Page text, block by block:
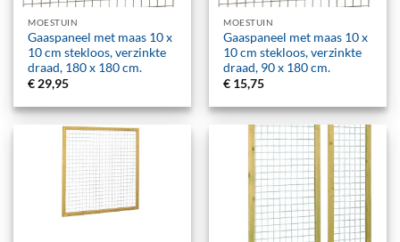
MOESTUIN
Gaaspaneel met maas 10 x
10 cm stekloos, verzinkte
draad, 180 x 180 cm.
€ 29,95
MOESTUIN
Gaaspaneel met maas 10 x
10 cm stekloos, verzinkte
draad, 90 x 180 cm.
€ 15,75